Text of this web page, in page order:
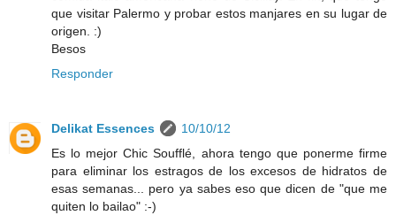
que visitar Palermo y probar estos manjares en su lugar de
origen. :)
Besos
Responder
Delikat Essences
10/10/12
Es lo mejor Chic Soufflé, ahora tengo que ponerme firme
para eliminar los estragos de los excesos de hidratos de
esas semanas... pero ya sabes eso que dicen de "que me
quiten lo bailao" :-)